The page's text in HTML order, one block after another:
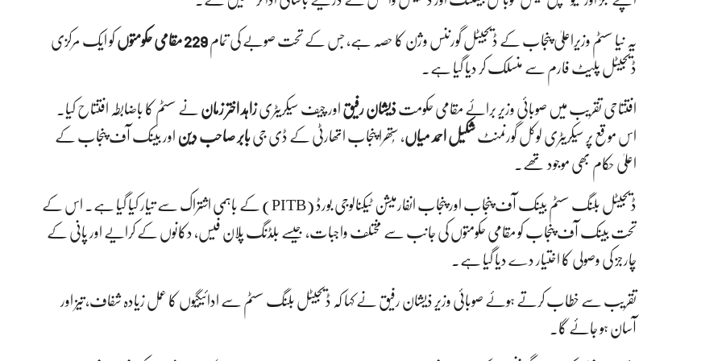
یہ نیا سسٹم وزیراعلیٰ پنجاب کے ڈیجیٹل گورننس وژن کا حصہ ہے، جس کے تحت صوبے کی تمام 229 مقامی حکومتوں
کو ایک مرکزی
ڈیجیٹل پلیٹ فارم سے منسلک کر دیا گیا ہے۔
افتتاحی تقریب میں صوبائی وزیر برائے مقامی حکومت ذیشان رفیق اور چیف سیکریٹریزاہد اختر زمان نے سسٹم کا باضابطہ افتتاح کیا۔
اس موقع پر سیکریٹری لوکل گورنمنٹ شکیل احمد میاں، سُتھرا پنجاب اتھارٹی کے ڈی جیبابر صاحب دین اور بینک آف پنجاب کے
اعلیٰ حکام بھی موجود تھے۔
ڈیجیٹل بلنگ سسٹم بینک آف پنجاب اور پنجاب انفارمیشن ٹیکنالوجی بورڈ (PITB) کے باہمی اشتراک سے تیار کیا گیا ہے۔ اس کے
تحت بینک آف پنجاب کو مقامی حکومتوں کی جانب سے مختلف واجبات، جیسے بلڈنگ پلان فیس، دکانوں کے کرایے اور پانی کے
چارجز کی وصولی کا اختیار دے دیا گیا ہے۔
تقریب سے خطاب کرتے ہوئے صوبائی وزیر ذیشان رفیق نے کہا کہ ڈیجیٹل بلنگ سسٹم سے ادائیگیوں کا عمل زیادہ شفاف، تیز اور
آسان ہو جائے گا۔